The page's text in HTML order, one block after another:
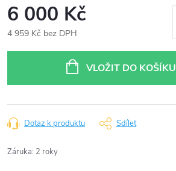
6 000 Kč
4 959 Kč bez DPH
VLOŽIT DO KOŠÍKU
Dotaz k produktu Sdílet
Záruka: 2 roky